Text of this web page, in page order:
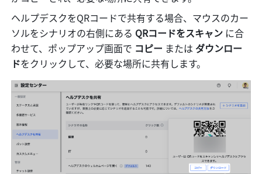
ヘルプデスクをQRコードで共有する場合、マウスのカー
ソルをシナリオの右側にある QRコードをスキャン に合
わせて、ポップアップ画面で コピー または ダウンロー
ドをクリックして、必要な場所に共有します。